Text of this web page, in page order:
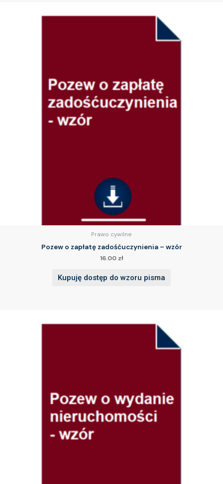
Prawo cywilne
Pozew o zapłatę zadośćuczynienia – wzór
16.00 zł
Kupuję dostęp do wzoru pisma